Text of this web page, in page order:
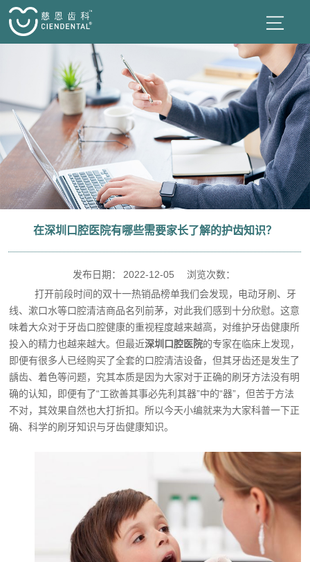
在深圳口腔医院有哪些需要家长了解的护齿知识？
发布日期： 2022-12-05
浏览次数：
打开前段时间的双十一热销品榜单我们会发现，电动牙刷、牙
线、漱口水等口腔清洁商品名列前茅，对此我们感到十分欣慰。这意
味着大众对于牙齿口腔健康的重视程度越来越高，对维护牙齿健康所
投入的精力也越来越大。但最近深圳口腔医院的专家在临床上发现，
即便有很多人已经购买了全套的口腔清洁设备，但其牙齿还是发生了
龋齿、着色等问题，究其本质是因为大家对于正确的刷牙方法没有明
确的认知，即便有了“工欲善其事必先利其器”中的“器”，但苦于方法
不对，其效果自然也大打折扣。所以今天小编就来为大家科普一下正
确、科学的刷牙知识与牙齿健康知识。